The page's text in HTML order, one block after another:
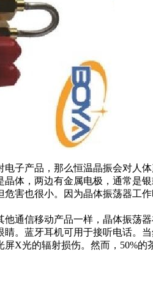
子产品，那么恒温晶振会对人
体，两边有金属电极，通常是
害也很小。因为晶体振荡器工
通信移动产品一样，晶体振荡
。蓝牙耳机可用于接听电话。
X光的辐射损伤。然而，50%的